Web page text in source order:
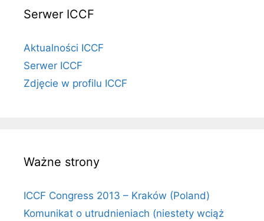
Serwer ICCF
Aktualności ICCF
Serwer ICCF
Zdjęcie w profilu ICCF
Ważne strony
ICCF Congress 2013 – Kraków (Poland)
Komunikat o utrudnieniach (niestety wciąż